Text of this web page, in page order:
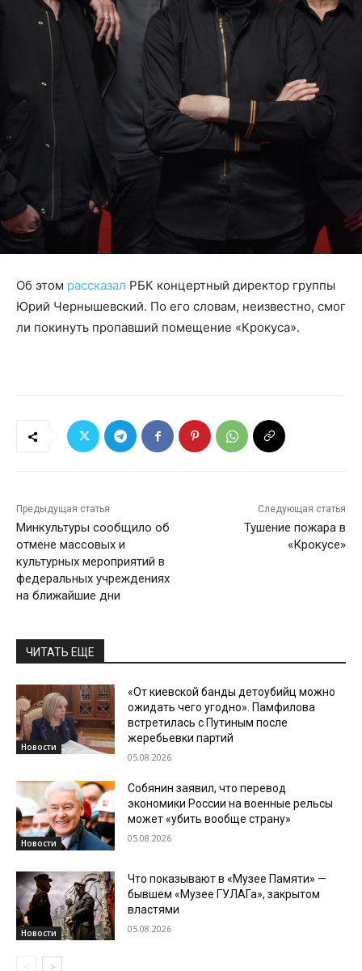
Об этом рассказал РБК концертный директор группы
Юрий Чернышевский. По его словам, неизвестно, смог
ли покинуть пропавший помещение «Крокуса».
Предыдущая статья
Минкультуры сообщило об
отмене массовых и
культурных мероприятий в
федеральных учреждениях
на ближайшие дни
Следующая статья
Тушение пожара в
«Крокусе»
ЧИТАТЬ ЕЩЕ
Новости
«От киевской банды детоубийц можно
ожидать чего угодно». Памфилова
встретилась с Путиным после
жеребьевки партий
05.08.2026
Новости
Собянин заявил, что перевод
экономики России на военные рельсы
может «убить вообще страну»
05.08.2026
Новости
Что показывают в «Музее Памяти» —
бывшем «Музее ГУЛАГа», закрытом
властями
05.08.2026